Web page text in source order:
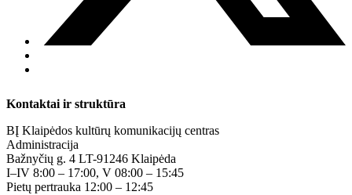
Kontaktai ir struktūra
BĮ Klaipėdos kultūrų komunikacijų centras
Administracija
Bažnyčių g. 4 LT-91246 Klaipėda
I–IV 8:00 – 17:00, V 08:00 – 15:45
Pietų pertrauka 12:00 – 12:45